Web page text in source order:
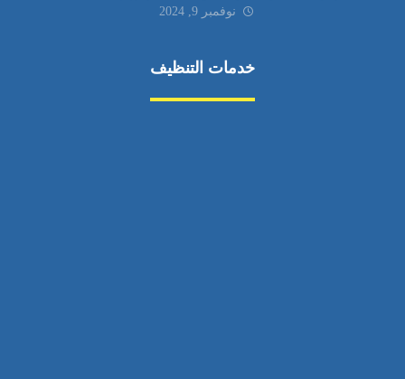
نوفمبر 9, 2024
خدمات التنظيف